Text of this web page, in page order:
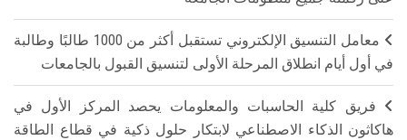
معامل التنسيق الإلكتروني تستقبل أكثر من 1000 طالبًا وطالبة
في أول أيام انطلاق المرحلة الأولى لتنسيق القبول بالجامعات
فريق كلية الحاسبات والمعلومات يحصد المركز الأول في
هاكاثون الذكاء الاصطناعي لابتكار حلول ذكية في قطاع الطاقة